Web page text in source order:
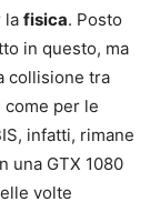
la fisica. Posto
in questo, ma
collisione tra
per le
infatti, rimane
una GTX 1080
volte